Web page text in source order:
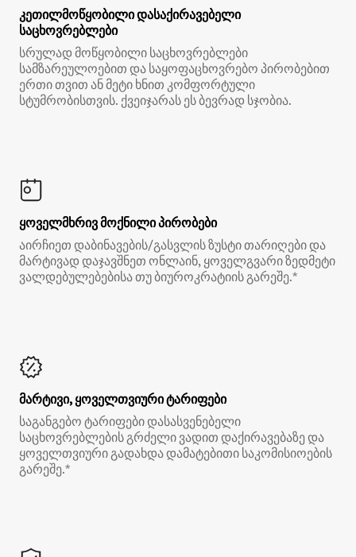
კეთილმოწყობილი დასაქირავებელი
საცხოვრებლები
სრულად მოწყობილი საცხოვრებლები
სამზარეულოებით და საყოფაცხოვრებო პირობებით
ერთი თვით ან მეტი ხნით კომფორტული
სტუმრობისთვის. ქვეიჯარას ეს ბევრად სჯობია.
ყოველმხრივ მოქნილი პირობები
აირჩიეთ დაბინავების/გასვლის ზუსტი თარიღები და
მარტივად დაჯავშნეთ ონლაინ, ყოველგვარი ზედმეტი
ვალდებულებებისა თუ ბიუროკრატიის გარეშე.*
მარტივი, ყოველთვიური ტარიფები
საგანგებო ტარიფები დასასვენებელი
საცხოვრებლების გრძელი ვადით დაქირავებაზე და
ყოველთვიური გადახდა დამატებითი საკომისიოების
გარეშე.*